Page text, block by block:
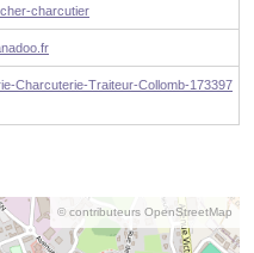
charcutier
Charcuterie-Traiteur-Collomb-173397
© contributeurs OpenStreetMap